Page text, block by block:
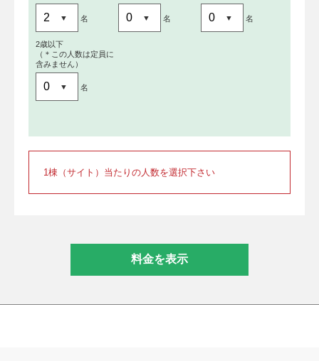
名 名 名
2歳以下
（＊この人数は定員に
含みません）
名
1棟（サイト）当たりの人数を選択下さい
料金を表示